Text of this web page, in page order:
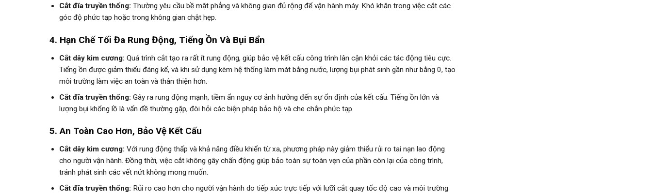
Cắt đĩa truyền thống: Thường yêu cầu bề mặt phẳng và không gian đủ rộng để vận hành máy. Khó khăn trong việc cắt các
góc độ phức tạp hoặc trong không gian chật hẹp.
4. Hạn Chế Tối Đa Rung Động, Tiếng Ồn Và Bụi Bẩn
Cắt dây kim cương: Quá trình cắt tạo ra rất ít rung động, giúp bảo vệ kết cấu công trình lân cận khỏi các tác động tiêu cực.
Tiếng ồn được giảm thiểu đáng kể, và khi sử dụng kèm hệ thống làm mát bằng nước, lượng bụi phát sinh gần như bằng 0, tạo
môi trường làm việc an toàn và thân thiện hơn.
Cắt đĩa truyền thống: Gây ra rung động mạnh, tiềm ẩn nguy cơ ảnh hưởng đến sự ổn định của kết cấu. Tiếng ồn lớn và
lượng bụi khổng lồ là vấn đề thường gặp, đòi hỏi các biện pháp bảo hộ và che chắn phức tạp.
5. An Toàn Cao Hơn, Bảo Vệ Kết Cấu
Cắt dây kim cương: Với rung động thấp và khả năng điều khiển từ xa, phương pháp này giảm thiểu rủi ro tai nạn lao động
cho người vận hành. Đồng thời, việc cắt không gây chấn động giúp bảo toàn sự toàn vẹn của phần còn lại của công trình,
tránh phát sinh các vết nứt không mong muốn.
Cắt đĩa truyền thống: Rủi ro cao hơn cho người vận hành do tiếp xúc trực tiếp với lưỡi cắt quay tốc độ cao và môi trường